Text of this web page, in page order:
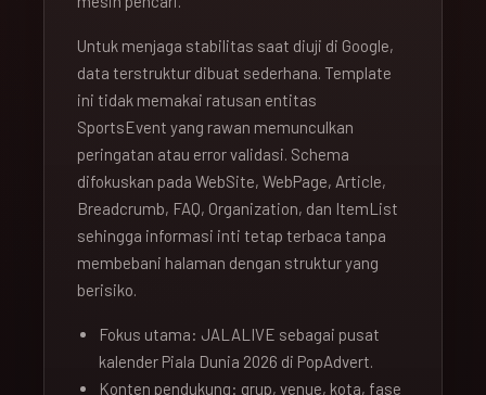
Untuk menjaga stabilitas saat diuji di Google,
data terstruktur dibuat sederhana. Template
ini tidak memakai ratusan entitas
SportsEvent yang rawan memunculkan
peringatan atau error validasi. Schema
difokuskan pada WebSite, WebPage, Article,
Breadcrumb, FAQ, Organization, dan ItemList
sehingga informasi inti tetap terbaca tanpa
membebani halaman dengan struktur yang
berisiko.
Fokus utama: JALALIVE sebagai pusat
kalender Piala Dunia 2026 di PopAdvert.
Konten pendukung: grup, venue, kota, fase